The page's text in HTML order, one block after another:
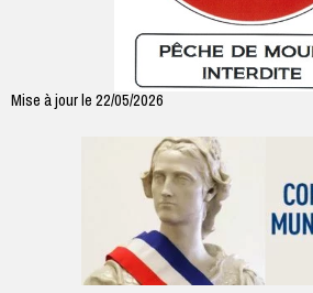
Mise à jour le 22/05/2026